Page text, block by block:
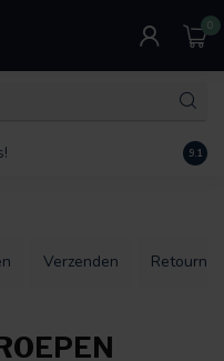
0
9.1
Verzenden